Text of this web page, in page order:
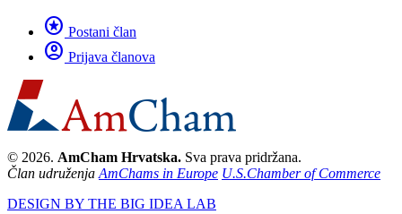
stars Postani član
account_circle Prijava članova
© 2026. AmCham Hrvatska. Sva prava pridržana.
Član udruženja AmChams in Europe U.S.Chamber of Commerce
DESIGN BY THE BIG IDEA LAB